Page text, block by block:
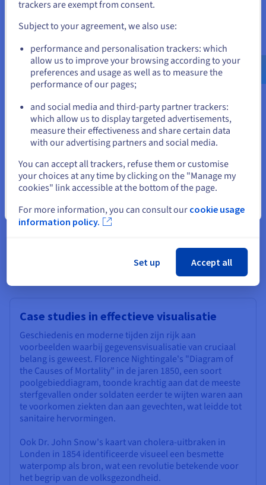
stroomgrafen (of ThemeRivers), die veranderingen in
verschillende categorieën weergeven, vaak lijken op een
veranderende trends zoals populariteit van onderwerpen.
Met parallelle coördinaten kunt u meerdere variabelen voor
meerdere gegevenspunten tegelijk vergelijken, waardoor
clusters en correlaties zichtbaar worden die mogelijk in
Voorbeelden van impactvolle
gegevensvisualisaties
Buiten het begrijpen van de typen en tools, onthult het zien
visualisaties laten niet alleen gegevens zien, ze vertellen
verhalen, sturen veranderingen aan en bieden nieuwe
wereld onderzocht, inspirerende technieken, het belang van
gebruikersgerichtheid en de spannende toekomst van het
Case studies in effectieve visualisatie
Geschiedenis en moderne tijden zijn rijk aan
voorbeelden waarbij gegevensvisualisatie van cruciaal
belang is geweest. Florence Nightingale's "Diagram of
the Causes of Mortality" in de jaren 1850, een soort
poolgebieddiagram, toonde krachtig aan dat de meeste
sterfgevallen onder soldaten eerder te wijten waren aan
te voorkomen ziekten dan aan gevechten, wat leidde tot
sanitaire hervormingen.
Ook Dr. John Snow's kaart van cholera-uitbraken in
Londen in 1854 identificeerde visueel een besmette
waterpomp als bron, wat een revolutie betekende voor
het begrip van de volksgezondheid.
doorbladeren en een account aanmaken.
us.ovhcloud.com/
Engels USD - $
or
Blijf op de huidige website
Sluiten
trackers are exempt from consent.
Subject to your agreement, we also use:
performance and personalisation trackers: which
allow us to improve your browsing according to your
preferences and usage as well as to measure the
performance of our pages;
and social media and third-party partner trackers:
which allow us to display targeted advertisements,
measure their effectiveness and share certain data
with our advertising partners and social media.
You can accept all trackers, refuse them or customise
your choices at any time by clicking on the "Manage my
cookies" link accessible at the bottom of the page.
For more information, you can consult our cookie usage
information policy.
Set up Accept all